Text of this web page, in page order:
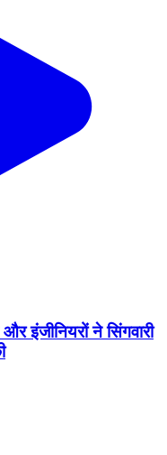
इंजीनियरों ने सिंगवारी